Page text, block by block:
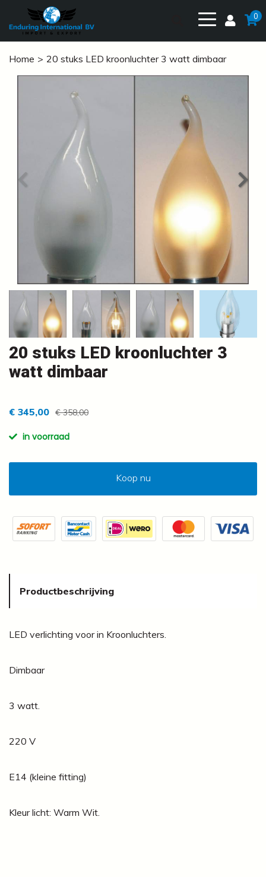
0
Home 20 stuks LED kroonluchter 3 watt dimbaar
20 stuks LED kroonluchter 3
watt dimbaar
€ 345,00 € 358,00
in voorraad
Koop nu
Productbeschrijving
LED verlichting voor in Kroonluchters.
Dimbaar
3 watt.
220 V
E14 (kleine fitting)
Kleur licht: Warm Wit.